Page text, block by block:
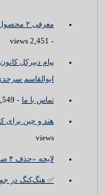
معرفی ۲ محصول جدید توسط سایپا/ تولید انبوه “کوئیک S “و “ساینا S ” آغاز شد
- 2,451 views
پیام دبیرکل
ابوالقاسم
تماس با ما - 1,549 views
هند و چین برای
views
لایحه «حذف ۴ صفر از پول ملی» به مجلس رفت
✅ هنگ‌کنگ در